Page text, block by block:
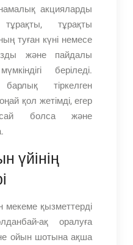
акцияларды
тұрақты, тұрақты
туған күні немесе
және пайдалы
беріледі.
тіркелген
қол жетімді, егер
болса және
үйінің
қызметтерді
ақ оралуға
ойын шотына ақша